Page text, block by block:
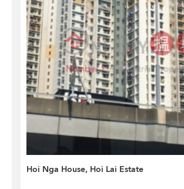
Hoi Nga House, Hoi Lai Estate